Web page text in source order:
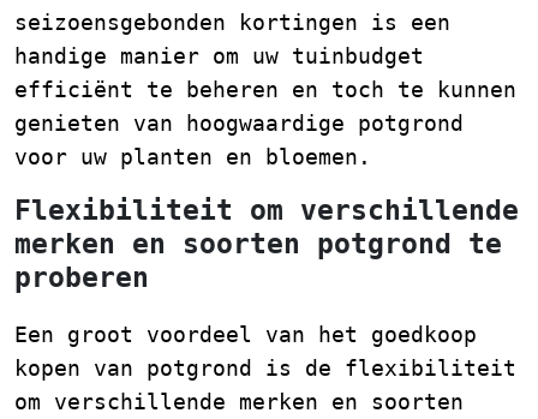
seizoensgebonden kortingen is een
handige manier om uw tuinbudget
efficiënt te beheren en toch te kunnen
genieten van hoogwaardige potgrond
voor uw planten en bloemen.
Flexibiliteit om verschillende
merken en soorten potgrond te
proberen
Een groot voordeel van het goedkoop
kopen van potgrond is de flexibiliteit
om verschillende merken en soorten